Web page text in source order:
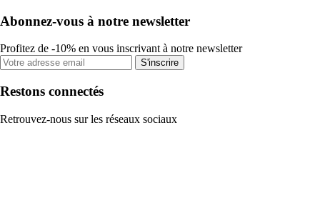
Abonnez-vous à notre newsletter
Profitez de -10% en vous inscrivant à notre newsletter
S'inscrire
Restons connectés
Retrouvez-nous sur les réseaux sociaux